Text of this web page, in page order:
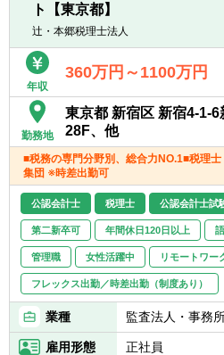
ト【東京都】
辻・本郷税理士法人
年収
360万円～1100万円
勤務地
東京都 新宿区 新宿4-1-
28F、他
■税務の専門分野別、総合力NO.1■税理
集団 ※時差出勤可
公認会計士 税理士 公認会計士試
第二新卒可 年間休日120日以上
管理職 女性活躍中 リモートワー
フレックス出勤／時差出勤（制度あり）
業種 監査法人・事務
雇用形態 正社員